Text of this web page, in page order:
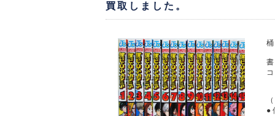
買取しました。
●